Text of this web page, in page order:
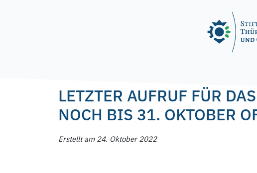
LETZTER AUFRUF FÜR
NOCH BIS 31. OKTOBER
Erstellt am 24. Oktober 2022